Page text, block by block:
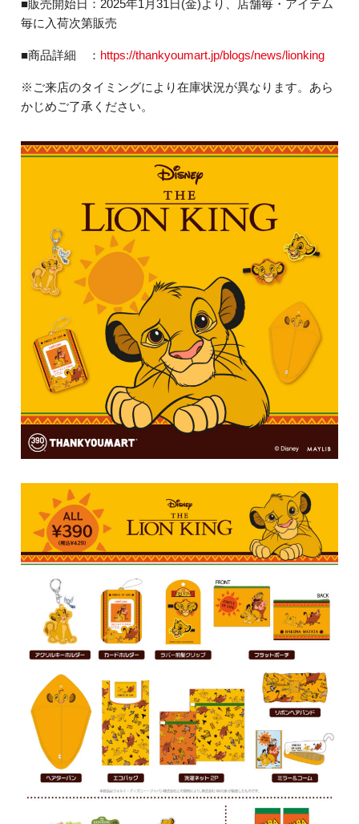
■販売開始日：2025年1月31日(金)より、店舗毎・アイテム
毎に入荷次第販売
■商品詳細 ： https://thankyoumart.jp/blogs/news/lionking
※ご来店のタイミングにより在庫状況が異なります。あら
かじめご了承ください。